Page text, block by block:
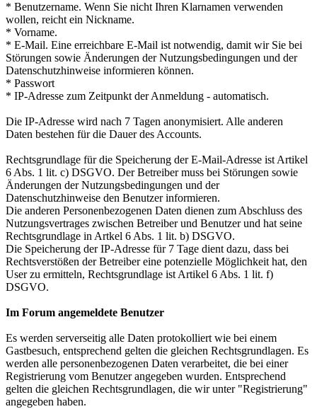
* Benutzername. Wenn Sie nicht Ihren Klarnamen verwenden
wollen, reicht ein Nickname.
* Vorname.
* E-Mail. Eine erreichbare E-Mail ist notwendig, damit wir Sie bei
Störungen sowie Änderungen der Nutzungsbedingungen und der
Datenschutzhinweise informieren können.
* Passwort
* IP-Adresse zum Zeitpunkt der Anmeldung - automatisch.
Die IP-Adresse wird nach 7 Tagen anonymisiert. Alle anderen
Daten bestehen für die Dauer des Accounts.
Rechtsgrundlage für die Speicherung der E-Mail-Adresse ist Artikel
6 Abs. 1 lit. c) DSGVO. Der Betreiber muss bei Störungen sowie
Änderungen der Nutzungsbedingungen und der
Datenschutzhinweise den Benutzer informieren.
Die anderen Personenbezogenen Daten dienen zum Abschluss des
Nutzungsvertrages zwischen Betreiber und Benutzer und hat seine
Rechtsgrundlage in Artkel 6 Abs. 1 lit. b) DSGVO.
Die Speicherung der IP-Adresse für 7 Tage dient dazu, dass bei
Rechtsverstößen der Betreiber eine potenzielle Möglichkeit hat, den
User zu ermitteln, Rechtsgrundlage ist Artikel 6 Abs. 1 lit. f)
DSGVO.
Im Forum angemeldete Benutzer
Es werden serverseitig alle Daten protokolliert wie bei einem
Gastbesuch, entsprechend gelten die gleichen Rechtsgrundlagen. Es
werden alle personenbezogenen Daten verarbeitet, die bei einer
Registrierung vom Benutzer angegeben wurden. Entsprechend
gelten die gleichen Rechtsgrundlagen, die wir unter "Registrierung"
angegeben haben.